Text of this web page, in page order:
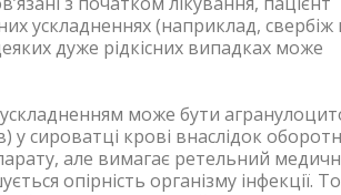
ускладненнях (наприклад, свербіж
дуже рідкісних випадках може
може бути
у сироватці крові внаслідок
але вимагає ретельний
опірність організму інфекції.